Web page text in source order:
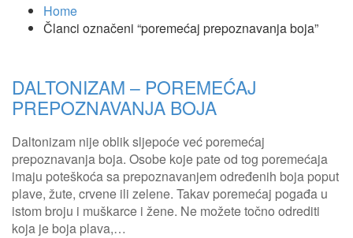
Home
Članci označeni “poremećaj prepoznavanja boja”
DALTONIZAM – POREMEĆAJ
PREPOZNAVANJA BOJA
Daltonizam nije oblik sljepoće već poremećaj
prepoznavanja boja. Osobe koje pate od tog poremećaja
imaju poteškoća sa prepoznavanjem određenih boja poput
plave, žute, crvene ili zelene. Takav poremećaj pogađa u
istom broju i muškarce i žene. Ne možete točno odrediti
koja je boja plava,…